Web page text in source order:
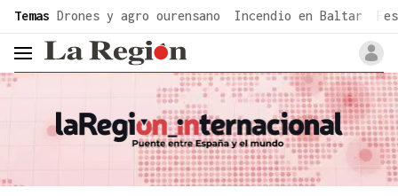
Temas Drones y agro ourensano Incendio en Baltar
header.menu.open